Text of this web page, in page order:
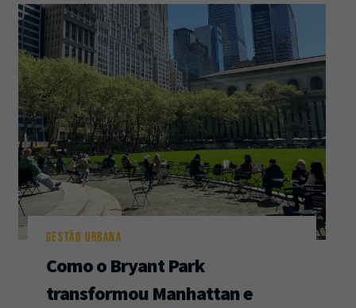
GESTÃO URBANA
Como o Bryant Park
transformou Manhattan e